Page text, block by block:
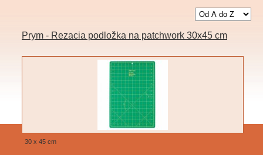
Prym - Rezacia podložka na patchwork 30x45 cm
30 x 45 cm